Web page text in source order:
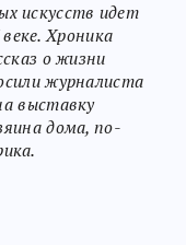
искусств идет
Хроника
о жизни
журналиста
выставку
дома, по-